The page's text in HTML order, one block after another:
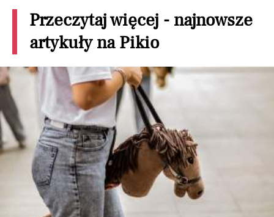
Przeczytaj więcej - najnowsze
artykuły na Pikio